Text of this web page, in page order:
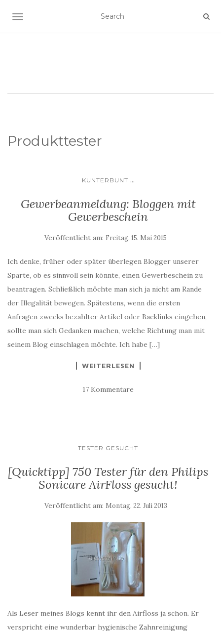
SCHALTE NAVIGATION
Produkttester
KUNTERBUNT ...
Gewerbeanmeldung: Bloggen mit
Gewerbeschein
Veröffentlicht am: Freitag, 15. Mai 2015
Ich denke, früher oder später überlegen Blogger unserer
Sparte, ob es sinnvoll sein könnte, einen Gewerbeschein zu
beantragen. Schließlich möchte man sich ja nicht am Rande
der Illegalität bewegen. Spätestens, wenn die ersten
Anfragen zwecks bezahlter Artikel oder Backlinks eingehen,
sollte man sich Gedanken machen, welche Richtung man mit
seinem Blog einschlagen möchte. Ich habe […]
WEITERLESEN
17 Kommentare
TESTER GESUCHT
[Quicktipp] 750 Tester für den Philips
Sonicare AirFloss gesucht!
Veröffentlicht am: Montag, 22. Juli 2013
Als Leser meines Blogs kennt ihr den Airfloss ja schon. Er
verspricht eine wunderbar hygienische Zahnreinigung